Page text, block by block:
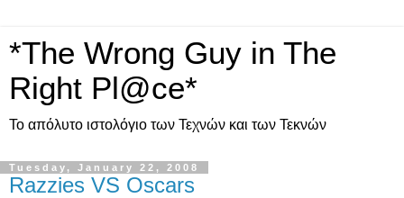
*The Wrong Guy in The
Right Pl@ce*
Το απόλυτο ιστολόγιο των Τεχνών και των Τεκνών
Tuesday, January 22, 2008
Razzies VS Oscars